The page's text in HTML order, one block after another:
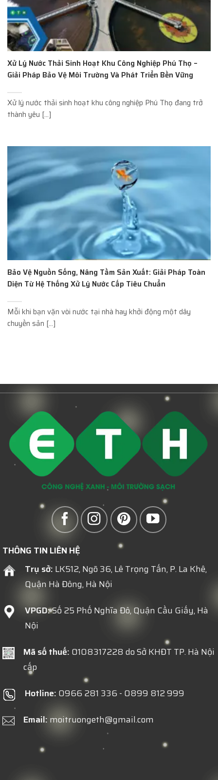
Xử Lý Nước Thải Sinh Hoạt Khu Công Nghiệp Phú Thọ –
Giải Pháp Bảo Vệ Môi Trường Và Phát Triển Bền Vững
Xử lý nước thải sinh hoạt khu công nghiệp Phú Thọ đang trở
thành yêu [...]
Bảo Vệ Nguồn Sống, Nâng Tầm Sản Xuất: Giải Pháp Toàn
Diện Từ Hệ Thống Xử Lý Nước Cấp Tiêu Chuẩn
Mỗi khi bạn vặn vòi nước tại nhà hay khởi động một dây
chuyền sản [...]
THÔNG TIN LIÊN HỆ
Trụ sở: LK512, Ngõ 36, Lê Trọng Tấn, P. La Khê,
Quận Hà Đông, Hà Nội
VPGD:Số 25 Phố Nghĩa Đô, Quận Cầu Giấy, Hà
Nội
Mã số thuế: 0108317228 do Sở KHĐT TP. Hà Nội
cấp
Hotline: 0966 281 336 - 0899 812 999
Email: moitruongeth@gmail.com